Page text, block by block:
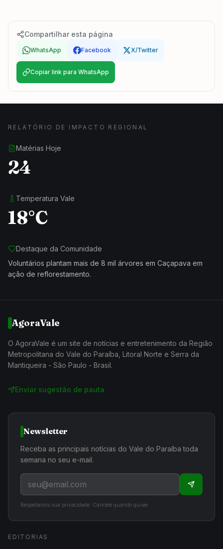
Compartilhar esta página
WhatsApp Facebook X/Twitter
Copiar link para WhatsApp
RELATÓRIO DE IMPACTO REGIONAL
Matérias Hoje
24
Temperatura Vale
18°C
Destaque da Comunidade
Voluntários plantam mais de 8 mil árvores em Caçapava em
ação de reflorestamento.
AgoraVale
O AgoraVale é um site de notícias e entretenimento da Região
Metropolitana do Vale do Paraíba, Litoral Norte e Serra da
Mantiqueira - São Paulo - Brasil.
Enviar sugestão de pauta
Newsletter
Receba as principais notícias do Vale do Paraíba toda
semana no seu e-mail.
Respeitamos sua privacidade. Cancele quando quiser.
EDITORIAS